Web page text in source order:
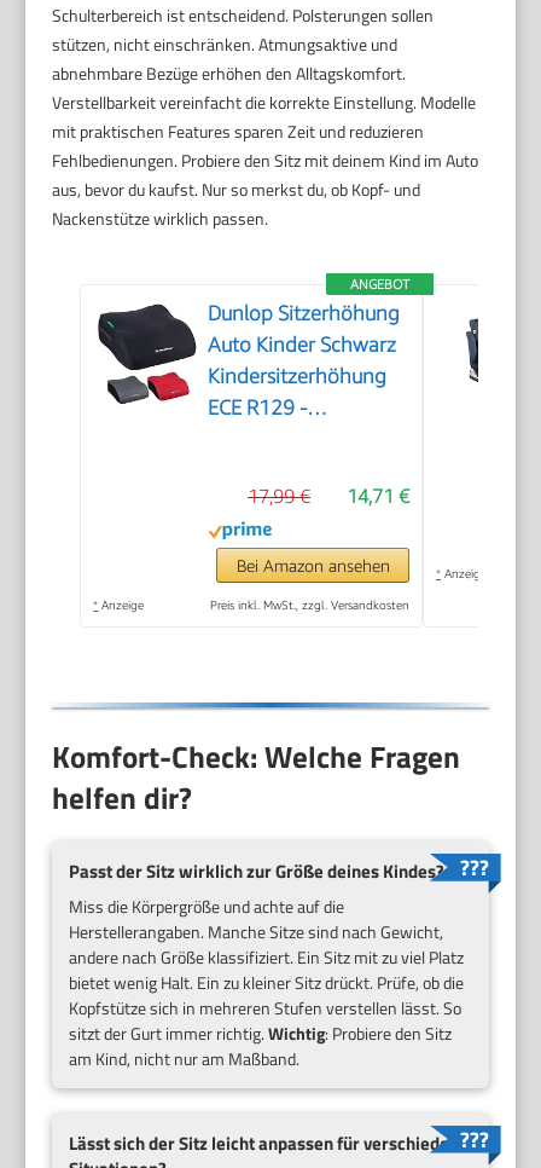
Schulterbereich ist entscheidend. Polsterungen sollen
stützen, nicht einschränken. Atmungsaktive und
abnehmbare Bezüge erhöhen den Alltagskomfort.
Verstellbarkeit vereinfacht die korrekte Einstellung. Modelle
mit praktischen Features sparen Zeit und reduzieren
Fehlbedienungen. Probiere den Sitz mit deinem Kind im Auto
aus, bevor du kaufst. Nur so merkst du, ob Kopf- und
Nackenstütze wirklich passen.
ANGEBOT
Dunlop Sitzerhöhung
Auto Kinder Schwarz
Kindersitzerhöhung
ECE R129 -
- Kinderautositz Mit
Waschbarem Bezug -
Sitzkissen Auto Für
Kinder 135-150 cm
14,71 €
17,99 €
Bei Amazon ansehen
* Anzeige Preis inkl. MwSt., zzgl. Versandkosten
* Anzeige
Komfort-Check: Welche Fragen
helfen dir?
Passt der Sitz wirklich zur Größe deines Kindes?
Miss die Körpergröße und achte auf die
Herstellerangaben. Manche Sitze sind nach Gewicht,
andere nach Größe klassifiziert. Ein Sitz mit zu viel Platz
bietet wenig Halt. Ein zu kleiner Sitz drückt. Prüfe, ob die
Kopfstütze sich in mehreren Stufen verstellen lässt. So
sitzt der Gurt immer richtig.Wichtig: Probiere den Sitz
am Kind, nicht nur am Maßband.
Lässt sich der Sitz leicht anpassen für verschiedene